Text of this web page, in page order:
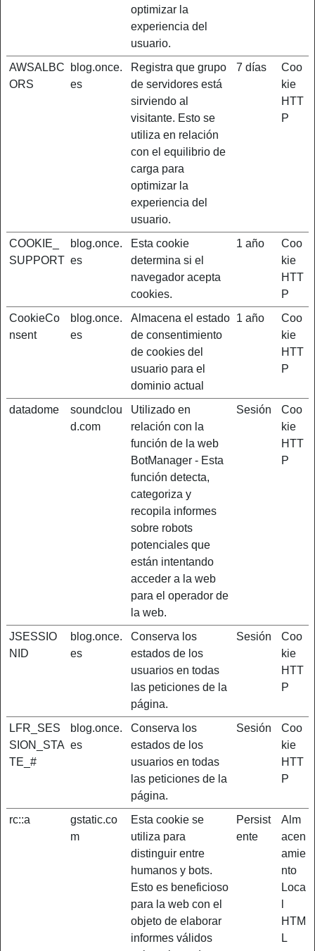
optimizar la
experiencia del
usuario.
AWSALBC
ORS
blog.once.
es
Registra que grupo
de servidores está
sirviendo al
visitante. Esto se
utiliza en relación
con el equilibrio de
carga para
optimizar la
experiencia del
usuario.
7 días
Coo
kie
HTT
P
COOKIE_
SUPPORT
blog.once.
es
Esta cookie
determina si el
navegador acepta
cookies.
1 año
Coo
kie
HTT
P
CookieCo
nsent
blog.once.
es
Almacena el estado
de consentimiento
de cookies del
usuario para el
dominio actual
1 año
Coo
kie
HTT
P
datadome
soundclou
d.com
Utilizado en
relación con la
función de la web
BotManager - Esta
función detecta,
categoriza y
recopila informes
sobre robots
potenciales que
están intentando
acceder a la web
para el operador de
la web.
Sesión
Coo
kie
HTT
P
JSESSIO
NID
blog.once.
es
Conserva los
estados de los
usuarios en todas
las peticiones de la
página.
Sesión
Coo
kie
HTT
P
LFR_SES
SION_STA
TE_#
blog.once.
es
Conserva los
estados de los
usuarios en todas
las peticiones de la
página.
Sesión
Coo
kie
HTT
P
rc::a
gstatic.co
m
Esta cookie se
utiliza para
distinguir entre
humanos y bots.
Esto es beneficioso
para la web con el
objeto de elaborar
informes válidos
Persist
ente
Alm
acen
amie
nto
Loca
HTM
L